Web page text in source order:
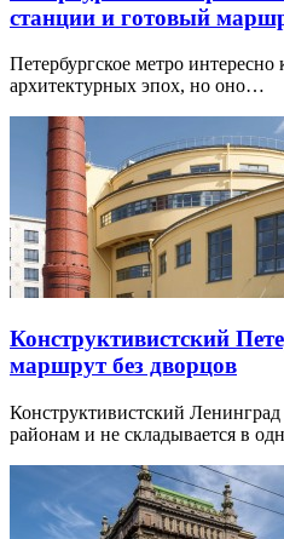
станции и готовый
Петербургское метро интересно
архитектурных эпох, но оно…
Конструктивистский
маршрут без дворцов
Конструктивистский
районам и не складывается в